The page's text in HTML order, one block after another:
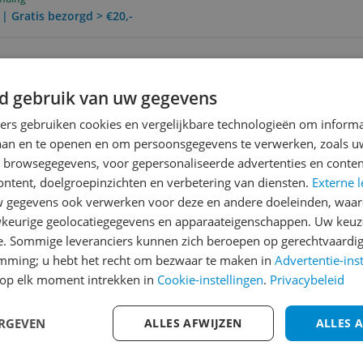
Gratis bezorgd > €20,-
Door de
kun je de
rijden en neemt
Reviews
Er zijn nog geen
Heb jij dit product in bezit
met het schrijven van je
een review gemiddeld
andere bezoekers een
€250,-!Klik hier voor de
Cijfer
Welk cijfer geef jij dit
3
1
gebruik van uw gegevens
gebruiken cookies en vergelijkbare technologieën om
en te openen en om persoonsgegevens te verwerken, zoals
voor gepersonaliseerde advertenties en
doelgroepinzichten en verbetering van diensten. Externe
gegevens ook verwerken voor deze en andere doeleinden,
geolocatiegegevens en apparaateigenschappen. Uw
Sommige leveranciers kunnen zich beroepen op
u hebt het recht om bezwaar te maken in Advertentie-
elk moment intrekken in Cookie-instellingen. Privacybeleid
ALLES
ALLES AFWIJZEN